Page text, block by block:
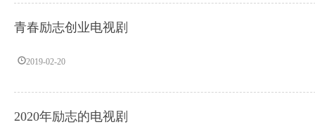
青春励志创业电视剧
2019-02-20
2020年励志的电视剧